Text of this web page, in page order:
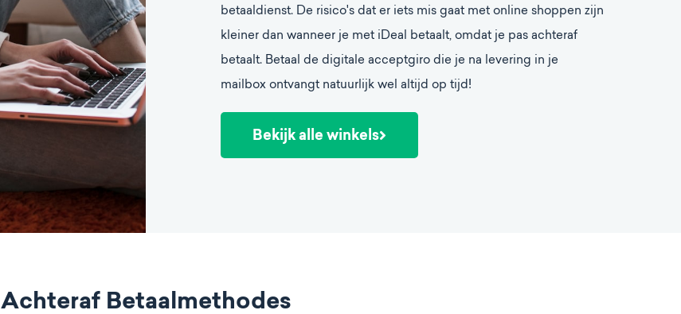
betaaldienst. De risico's dat er iets mis gaat met online shoppen zijn
kleiner dan wanneer je met iDeal betaalt, omdat je pas achteraf
betaalt. Betaal de digitale acceptgiro die je na levering in je
mailbox ontvangt natuurlijk wel altijd op tijd!
Bekijk alle winkels
Achteraf Betaalmethodes